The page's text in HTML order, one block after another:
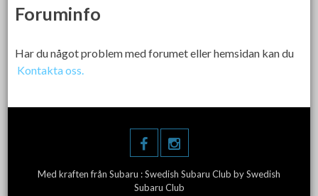
Foruminfo
Har du något problem med forumet eller hemsidan kan du
Kontakta oss.
Med kraften från Subaru :Swedish Subaru Club by Swedish
Subaru Club